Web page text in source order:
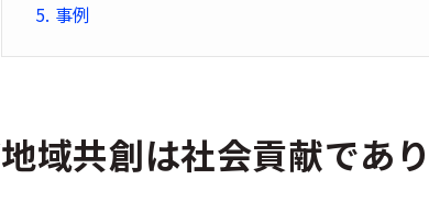
事例
地域共創は社会貢献であ